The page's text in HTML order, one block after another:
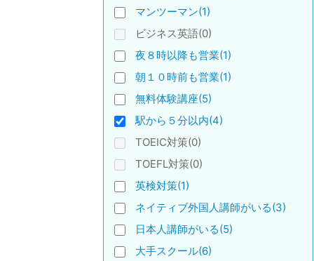
マンツーマン(1)
ビジネス英語(0)
夜８時以降も営業(1)
朝１０時前も営業(1)
無料体験講座(5)
駅から５分以内(4)
TOEIC対策(0)
TOEFL対策(0)
英検対策(1)
ネイティブ外国人講師がいる(3)
日本人講師がいる(5)
大手スクール(6)